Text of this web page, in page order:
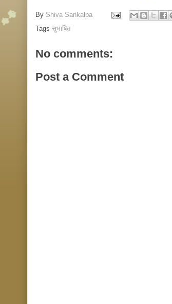
By Shiva Sankalpa
Tags सुभाषित
No comments:
Post a Comment